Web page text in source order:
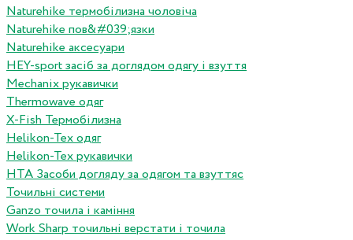
Naturehike термобілизна чоловіча
Naturehike пов&#039;язки
Naturehike аксесуари
HEY-sport засіб за доглядом одягу і взуття
Mechanix рукавички
Thermowave одяг
X-Fish Термобілизна
Helikon-Tex одяг
Helikon-Tex рукавички
HTA Засоби догляду за одягом та взуттяс
Точильні системи
Ganzo точила і каміння
Work Sharp точильні верстати і точила